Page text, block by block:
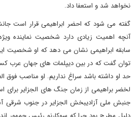
نخواهد شد و استعفا داد.
گفته می شود که احضر ابراهیمی قرار است
آنچه اهمیت زیادی دارد شخصیت نماینده
سابقه ابراهیمی نشان می دهد که او شخصیت
توان گفت که در بین دیپلمات های جهان عرب
حد او داشته باشد سراغ نداریم. او مناصب فوق
لخضر براهیمی از زمان جنگ های الجزایر برای
جنبش ملی آزادیبخش الجزایر در جنوب شرقی